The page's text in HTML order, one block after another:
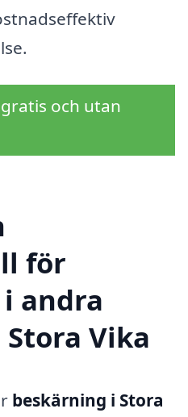
och utan
för
andra
Vika
beskärning i Stora